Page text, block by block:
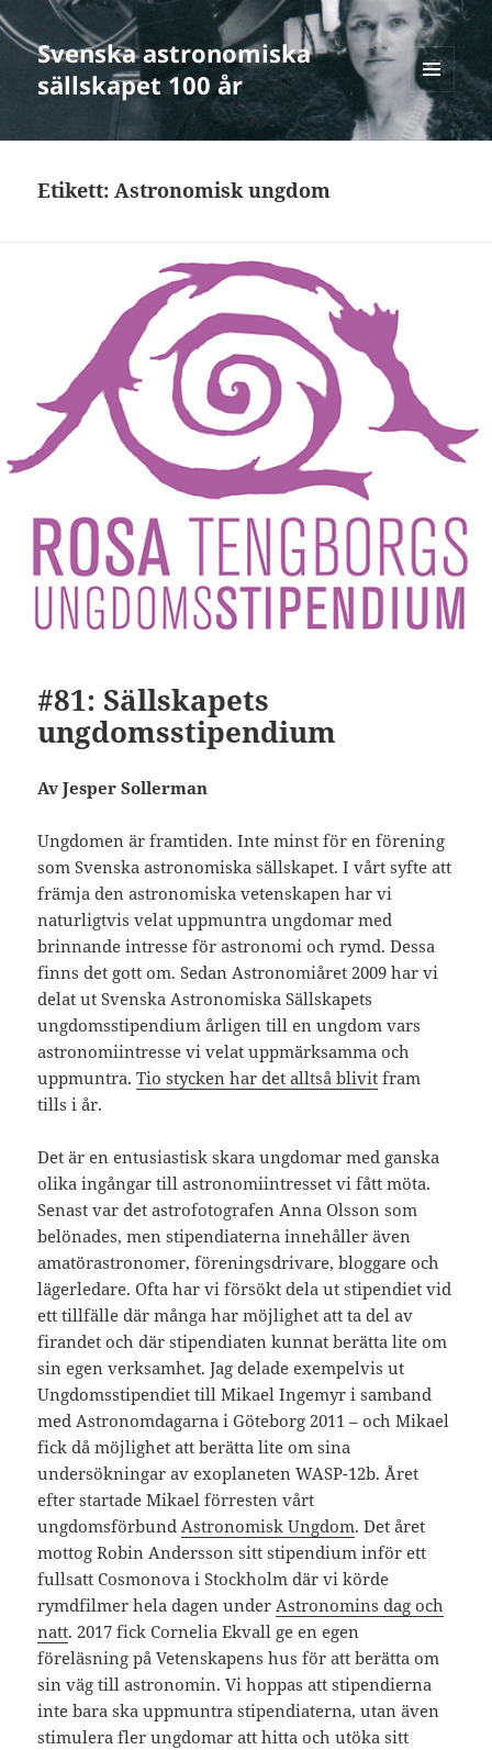
Svenska astronomiska
sällskapet 100 år
MENY
OCH
WIDGETS
Etikett:Astronomisk ungdom
#81: Sällskapets
ungdomsstipendium
Av Jesper Sollerman
Ungdomen är framtiden. Inte minst för en förening
som Svenska astronomiska sällskapet. I vårt syfte att
främja den astronomiska vetenskapen har vi
naturligtvis velat uppmuntra ungdomar med
brinnande intresse för astronomi och rymd. Dessa
finns det gott om. Sedan Astronomiåret 2009 har vi
delat ut Svenska Astronomiska Sällskapets
ungdomsstipendium årligen till en ungdom vars
astronomiintresse vi velat uppmärksamma och
uppmuntra.Tio stycken har det alltså blivit fram
tills i år.
Det är en entusiastisk skara ungdomar med ganska
olika ingångar till astronomiintresset vi fått möta.
Senast var det astrofotografen Anna Olsson som
belönades, men stipendiaterna innehåller även
amatörastronomer, föreningsdrivare, bloggare och
lägerledare. Ofta har vi försökt dela ut stipendiet vid
ett tillfälle där många har möjlighet att ta del av
firandet och där stipendiaten kunnat berätta lite om
sin egen verksamhet. Jag delade exempelvis ut
Ungdomsstipendiet till Mikael Ingemyr i samband
med Astronomdagarna i Göteborg 2011 – och Mikael
fick då möjlighet att berätta lite om sina
undersökningar av exoplaneten WASP-12b. Året
efter startade Mikael förresten vårt
ungdomsförbundAstronomisk Ungdom. Det året
mottog Robin Andersson sitt stipendium inför ett
fullsatt Cosmonova i Stockholm där vi körde
rymdfilmer hela dagen underAstronomins dag och
natt. 2017 fick Cornelia Ekvall ge en egen
föreläsning på Vetenskapens hus för att berätta om
sin väg till astronomin. Vi hoppas att stipendierna
inte bara ska uppmuntra stipendiaterna, utan även
stimulera fler ungdomar att hitta och utöka sitt